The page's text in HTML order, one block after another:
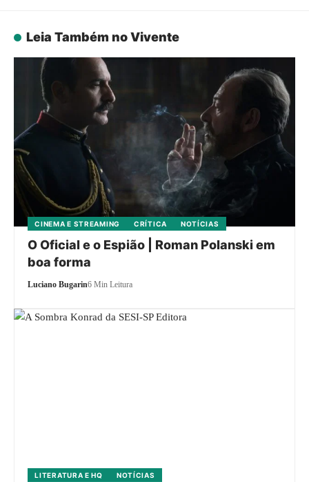
Leia Também no Vivente
CINEMA E STREAMING CRÍTICA NOTÍCIAS
O Oficial e o Espião | Roman Polanski em
boa forma
Luciano Bugarin6 Min Leitura
LITERATURA E HQ NOTÍCIAS